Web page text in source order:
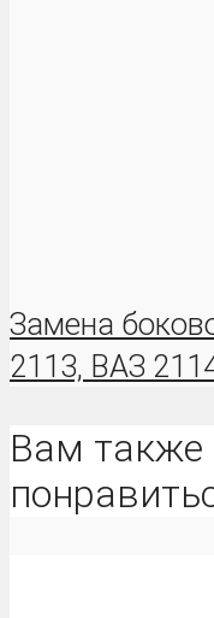
Замена
2113, ВАЗ
Вам